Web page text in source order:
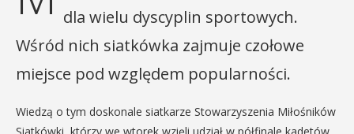
dla wielu dyscyplin sportowych.
Wśród nich siatkówka zajmuje czołowe
miejsce pod względem popularności.
Wiedzą o tym doskonale siatkarze Stowarzyszenia Miłośników
Siatkówki, którzy we wtorek wzięli udział w półfinale kadetów